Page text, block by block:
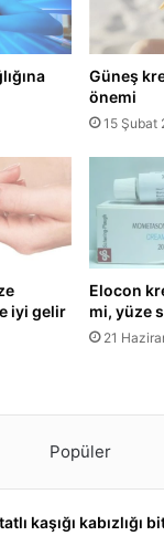
Güneş
önemi
15 Şubat
iyi gelir
Elocon
mi, yüze
21
Popüler
kaşığı kabızlığı